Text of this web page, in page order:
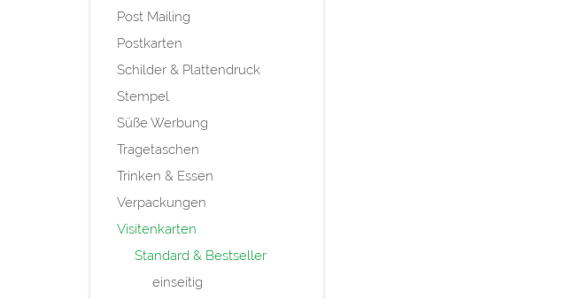
Post Mailing
Postkarten
Schilder & Plattendruck
Stempel
Süße Werbung
Tragetaschen
Trinken & Essen
Verpackungen
Visitenkarten
Standard & Bestseller
einseitig